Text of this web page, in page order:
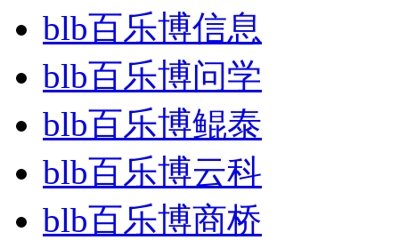
blb百乐博信息
blb百乐博问学
blb百乐博鲲泰
blb百乐博云科
blb百乐博商桥